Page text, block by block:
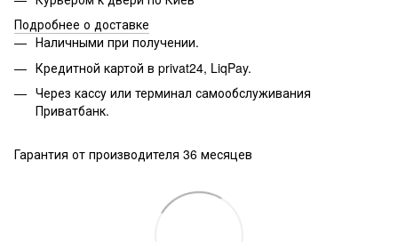
Подробнее о доставке
Наличными при получении.
Кредитной картой в privat24, LiqPay.
Через кассу или терминал самообслуживания
Приватбанк.
Гарантия от производителя 36 месяцев